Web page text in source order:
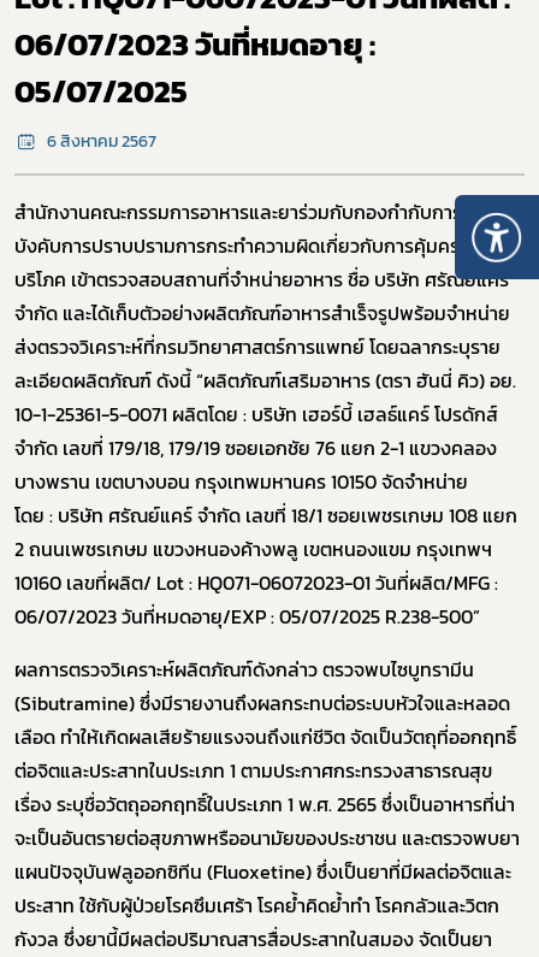
06/07/2023 วันที่หมดอายุ :
05/07/2025
6 สิงหาคม 2567
สำนักงานคณะกรรมการอาหารและยาร่วมกับกองกำกับการ 4 กอง
บังคับการปราบปรามการกระทำความผิดเกี่ยวกับการคุ้มครองผู้
บริโภค เข้าตรวจสอบสถานที่จำหน่ายอาหาร ชื่อ บริษัท ศรัณย์แคร์
จำกัด และได้เก็บตัวอย่างผลิตภัณฑ์อาหารสำเร็จรูปพร้อมจำหน่าย
ส่งตรวจวิเคราะห์ที่กรมวิทยาศาสตร์การแพทย์ โดยฉลากระบุราย
ละเอียดผลิตภัณฑ์ ดังนี้“ผลิตภัณฑ์เสริมอาหาร (ตรา ฮันนี่ คิว) อย.
10-1-25361-5-0071 ผลิตโดย : บริษัท เฮอร์บี้ เฮลธ์แคร์ โปรดักส์
จำกัด เลขที่ 179/18,179/19 ซอยเอกชัย 76 แยก 2-1 แขวงคลอง
บางพราน เขตบางบอน กรุงเทพมหานคร 10150 จัดจำหน่าย
โดย : บริษัท ศรัณย์แคร์ จำกัด เลขที่ 18/1 ซอยเพชรเกษม 108 แยก
2ถนนเพชรเกษม แขวงหนองค้างพลู เขตหนองแขม กรุงเทพฯ
10160 เลขที่ผลิต/ Lot : HQ071-06072023-01 วันที่ผลิต/MFG:
06/07/2023 วันที่หมดอายุ/EXP: 05/07/2025 R.238-500”
ผลการตรวจวิเคราะห์ผลิตภัณฑ์ดังกล่าว ตรวจพบไซบูทรามีน
(Sibutramine)ซึ่งมีรายงานถึงผลกระทบต่อระบบหัวใจและหลอด
เลือด ทำให้เกิดผลเสียร้ายแรงจนถึงแก่ชีวิต จัดเป็นวัตถุที่ออกฤทธิ์
ต่อจิตและประสาทในประเภท 1 ตามประกาศกระทรวงสาธารณสุข
เรื่อง ระบุชื่อวัตถุออกฤทธิ์ในประเภท 1 พ.ศ. 2565ซึ่งเป็นอาหารที่น่า
จะเป็นอันตรายต่อสุขภาพหรืออนามัยของประชาชน และตรวจพบยา
แผนปัจจุบันฟลูออกซิทีน (Fluoxetine)ซึ่งเป็นยาที่มีผลต่อจิตและ
ประสาท ใช้กับผู้ป่วยโรคซึมเศร้า โรคย้ำคิดย้ำทำ โรคกลัวและวิตก
กังวล ซึ่งยานี้มีผลต่อปริมาณสารสื่อประสาทในสมอง จัดเป็นยา